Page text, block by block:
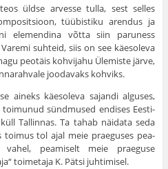
üldse arvesse tulla, sest sel­les
tüübistiku arendus ja
elemendina võtta siin paruness
suhteid, siis on see käesoleva
peotäis kohvijahu Ülemiste järve,
joodavaks kohviks.
aineks käesoleva sajandi alguses,
sündmused endises Eesti­
Tallinnas. Ta tahab näidata seda
tol ajal meie praeguses pea­
peamiselt meie praeguse
toimetaja K. Pätsi juhtimisel.